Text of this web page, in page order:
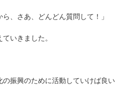
、さあ、どんどん質問して！」
いきました。
の振興のために活動していけば良い